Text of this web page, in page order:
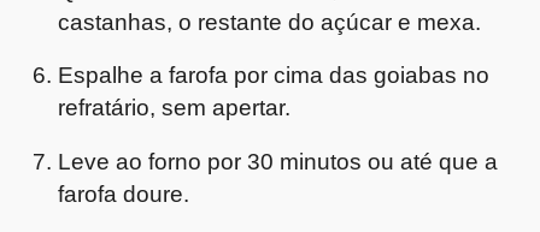
castanhas, o restante do açúcar e mexa.
Espalhe a farofa por cima das goiabas no
refratário, sem apertar.
Leve ao forno por 30 minutos ou até que a
farofa doure.